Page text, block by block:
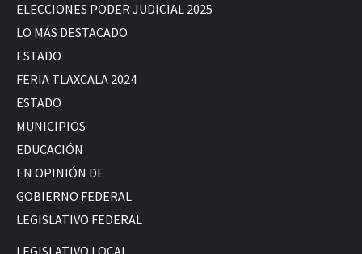
ELECCIONES PODER JUDICIAL 2025
LO MÁS DESTACADO
ESTADO
FERIA TLAXCALA 2024
ESTADO
MUNICIPIOS
EDUCACIÓN
EN OPINIÓN DE
GOBIERNO FEDERAL
LEGISLATIVO FEDERAL